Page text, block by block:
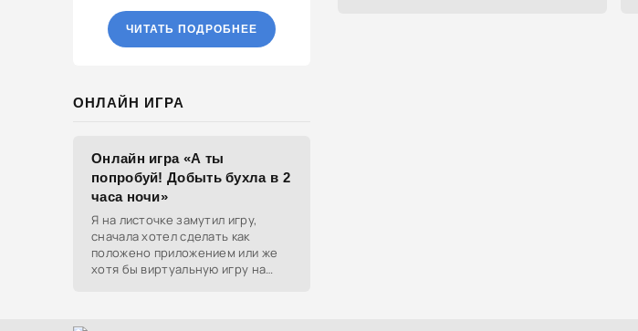
ЧИТАТЬ ПОДРОБНЕЕ
ОНЛАЙН ИГРА
Онлайн игра «А ты
попробуй! Добыть бухла в 2
часа ночи»
Я на листочке замутил игру,
сначала хотел сделать как
положено приложением или же
хотя бы виртуальную игру на